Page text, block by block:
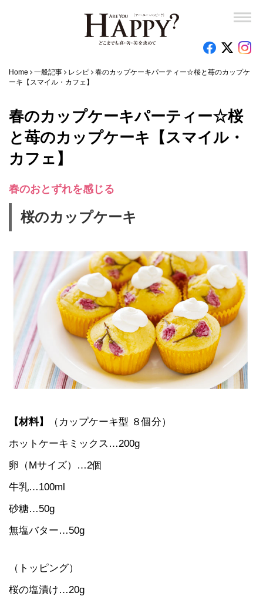
Home 一般記事 レシピ
春のカップケーキパーティー☆桜と苺のカップケ
ーキ【スマイル・カフェ】
春のカップケーキパーティー☆桜
と苺のカップケーキ【スマイル・
カフェ】
春のおとずれを感じる
桜のカップケーキ
【材料】
（カップケーキ型 ８個分）
ホットケーキミックス…200g
卵（Mサイズ）…2個
牛乳…100ml
砂糖…50g
無塩バター…50g
（トッピング）
桜の塩漬け…20g